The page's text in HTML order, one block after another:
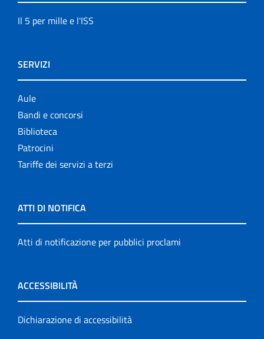
Il 5 per mille e l'ISS
SERVIZI
Aule
Bandi e concorsi
Biblioteca
Patrocini
Tariffe dei servizi a terzi
ATTI DI NOTIFICA
Atti di notificazione per pubblici proclami
ACCESSIBILITÀ
Dichiarazione di accessibilità